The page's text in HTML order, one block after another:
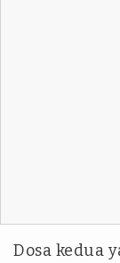
Dosa kedua